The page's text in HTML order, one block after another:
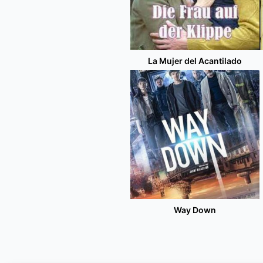
La Mujer del Acantilado
Way Down